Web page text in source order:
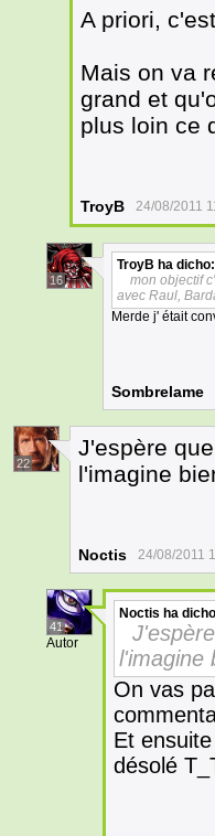
A priori,
Mais on va
grand et
plus loin ce
TroyB 24/08/2011
16
TroyB ha dicho:
mon objectif
avec Raul,
Merde j' était
Sombrelame
22
J'espère
l'imagine
Noctis 24/08/2011
41
Autor
Noctis ha
l'imagine
On vas
Et
désolé